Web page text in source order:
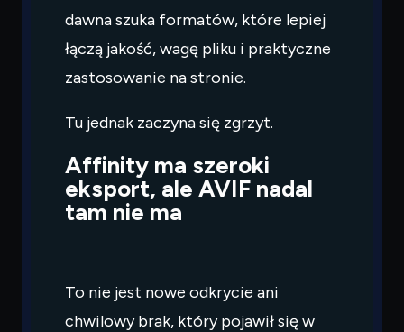
dawna szuka formatów, które lepiej
łączą jakość, wagę pliku i praktyczne
zastosowanie na stronie.
Tu jednak zaczyna się zgrzyt.
Affinity ma szeroki
eksport, ale AVIF nadal
tam nie ma
To nie jest nowe odkrycie ani
chwilowy brak, który pojawił się w